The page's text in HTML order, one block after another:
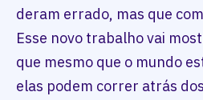
deram errado, mas que
Esse novo trabalho vai
que mesmo que o mundo
elas podem correr atrás